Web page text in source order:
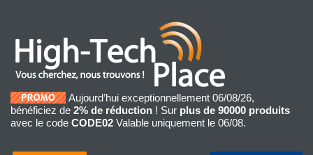
Aujourd’hui exceptionnellement 06/08/26,
bénéficiez de 2% de réduction ! Sur plus de 90000 produits
avec le code CODE02 Valable uniquement le 06/08.